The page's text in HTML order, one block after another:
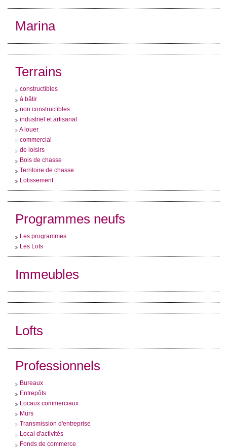
Marina
Terrains
constructibles
à bâtir
non constructibles
industriel et artisanal
A louer
commercial
de loisirs
Bois de chasse
Territoire de chasse
Lotissement
Programmes neufs
Les programmes
Les Lots
Immeubles
Lofts
Professionnels
Bureaux
Entrepôts
Locaux commerciaux
Murs
Transmission d'entreprise
Local d'activités
Fonds de commerce